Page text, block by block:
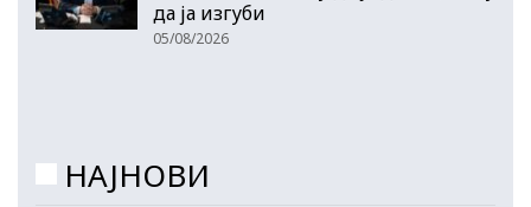
да ја изгуби
05/08/2026
НАЈНОВИ